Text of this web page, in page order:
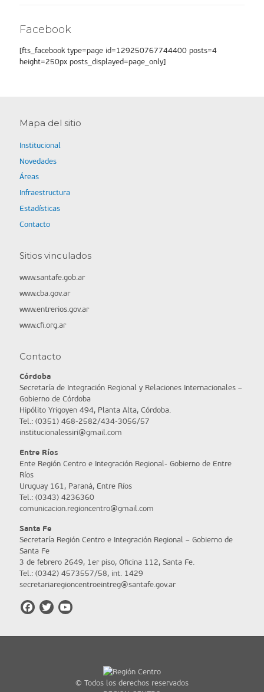
Facebook
[fts_facebook type=page id=129250767744400 posts=4
height=250px posts_displayed=page_only]
Mapa del sitio
Institucional
Novedades
Áreas
Infraestructura
Estadísticas
Contacto
Sitios vinculados
www.santafe.gob.ar
www.cba.gov.ar
www.entrerios.gov.ar
www.cfi.org.ar
Contacto
Córdoba
Secretaría de Integración Regional y Relaciones Internacionales –
Gobierno de Córdoba
Hipólito Yrigoyen 494, Planta Alta, Córdoba.
Tel.: (0351) 468-2582/434-3056/57
institucionalessiri@gmail.com
Entre Ríos
Ente Región Centro e Integración Regional- Gobierno de Entre
Ríos
Uruguay 161, Paraná, Entre Ríos
Tel.: (0343) 4236360
comunicacion.regioncentro@gmail.com
Santa Fe
Secretaría Región Centro e Integración Regional – Gobierno de
Santa Fe
3 de febrero 2649, 1er piso, Oficina 112, Santa Fe.
Tel.: (0342) 4573557/58, int. 1429
secretariaregioncentroeintreg@santafe.gov.ar
© Todos los derechos reservados